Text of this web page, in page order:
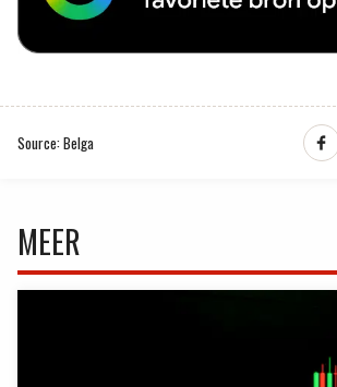
Source: Belga
MEER